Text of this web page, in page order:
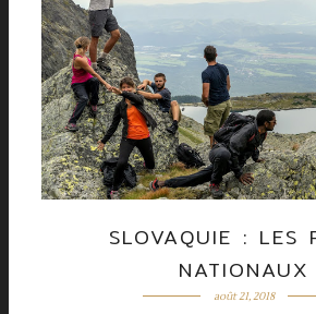
SLOVAQUIE : LES
NATIONAUX
août 21, 2018